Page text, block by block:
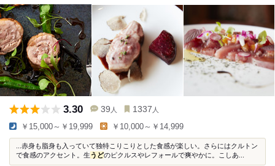
3.30 39 人 1337 人
￥15,000～￥19,999 ￥10,000～￥14,999
...赤身も脂身も入っていて独特こりこりとした食感が楽しい。さらにはクルトン
で食感のアクセント。生うどのピクルスやレフォールで爽やかに。こしあ...